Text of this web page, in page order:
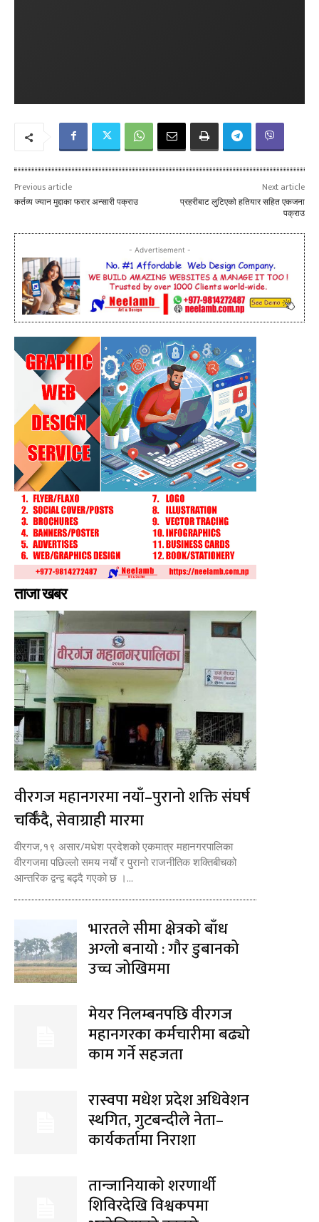
Previous article
कर्तव्य ज्यान मुद्दाका फरार अन्सारी पक्राउ
Next article
प्रहरीबाट लुटिएको हतियार सहित एकजना
पक्राउ
- Advertisement -
ताजा खबर
वीरगज महानगरमा नयाँ–पुरानो शक्ति संघर्ष
चर्किँदै, सेवाग्राही मारमा
वीरगज,१९ असार/मधेश प्रदेशको एकमात्र महानगरपालिका
वीरगजमा पछिल्लो समय नयाँ र पुरानो राजनीतिक शक्तिबीचको
आन्तरिक द्वन्द्व बढ्दै गएको छ ।...
भारतले सीमा क्षेत्रको बाँध
अग्लो बनायो : गौर डुबानको
उच्च जोखिममा
मेयर निलम्बनपछि वीरगज
महानगरका कर्मचारीमा बढ्यो
काम गर्ने सहजता
रास्वपा मधेश प्रदेश अधिवेशन
स्थगित, गुटबन्दीले नेता–
कार्यकर्तामा निराशा
तान्जानियाको शरणार्थी
शिविरदेखि विश्वकपमा